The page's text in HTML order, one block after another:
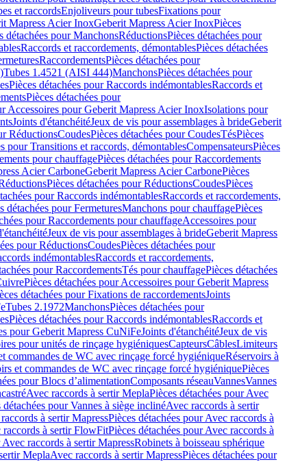
et raccordsEnjoliveurs pour tubesFixations pour
Mapress Acier InoxGeberit Mapress Acier InoxPièces
détachées pour ManchonsRéductionsPièces détachées pour
Raccords et raccordements, démontablesPièces détachées
RaccordementsPièces détachées pour
Tubes 1.4521 (AISI 444)ManchonsPièces détachées pour
Pièces détachées pour Raccords indémontablesRaccords et
Pièces détachées pour
Accessoires pour Geberit Mapress Acier InoxIsolations pour
Joints d'étanchéitéJeux de vis pour assemblages à brideGeberit
RéductionsCoudesPièces détachées pour CoudesTésPièces
pour Transitions et raccords, démontablesCompensateursPièces
pour chauffagePièces détachées pour Raccordements
Acier CarboneGeberit Mapress Acier CarbonePièces
Pièces détachées pour RéductionsCoudesPièces
pour Raccords indémontablesRaccords et raccordements,
détachées pour FermeturesManchons pour chauffagePièces
pour Raccordements pour chauffageAccessoires pour
Jeux de vis pour assemblages à brideGeberit Mapress
pour RéductionsCoudesPièces détachées pour
indémontablesRaccords et raccordements,
pour RaccordementsTés pour chauffagePièces détachées
Pièces détachées pour Accessoires pour Geberit Mapress
détachées pour Fixations de raccordementsJoints
Tubes 2.1972ManchonsPièces détachées pour
Pièces détachées pour Raccords indémontablesRaccords et
pour Geberit Mapress CuNiFeJoints d'étanchéitéJeux de vis
pour unités de rinçage hygiéniquesCapteursCâblesLimiteurs
commandes de WC avec rinçage forcé hygiéniqueRéservoirs à
et commandes de WC avec rinçage forcé hygiéniquePièces
pour Blocs d’alimentationComposants réseauVannesVannes
Avec raccords à sertir MeplaPièces détachées pour Avec
détachées pour Vannes à siège inclinéAvec raccords à sertir
à sertir MapressPièces détachées pour Avec raccords à
raccords à sertir FlowFitPièces détachées pour Avec raccords à
Avec raccords à sertir MapressRobinets à boisseau sphérique
MeplaAvec raccords à sertir MapressPièces détachées pour